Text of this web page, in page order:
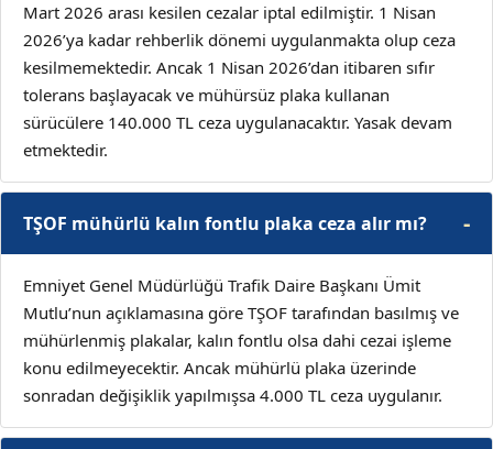
Mart 2026 arası kesilen cezalar iptal edilmiştir. 1 Nisan
2026’ya kadar rehberlik dönemi uygulanmakta olup ceza
kesilmemektedir. Ancak 1 Nisan 2026’dan itibaren sıfır
tolerans başlayacak ve mühürsüz plaka kullanan
sürücülere 140.000 TL ceza uygulanacaktır. Yasak devam
etmektedir.
TŞOF mühürlü kalın fontlu plaka ceza alır mı?
Emniyet Genel Müdürlüğü Trafik Daire Başkanı Ümit
Mutlu’nun açıklamasına göre TŞOF tarafından basılmış ve
mühürlenmiş plakalar, kalın fontlu olsa dahi cezai işleme
konu edilmeyecektir. Ancak mühürlü plaka üzerinde
sonradan değişiklik yapılmışsa 4.000 TL ceza uygulanır.